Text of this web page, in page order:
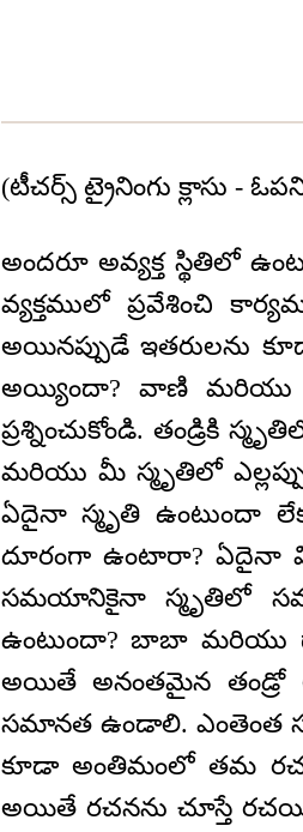
(టీచర్స్ ట్రైనింగు క్లాసు -
అందరూ అవ్యక్త స్థితిలో
వ్యక్తములో ప్రవేశించి
అయినప్పుడే ఇతరులను
అయ్యిందా? వాణి మరియు
ప్రశ్నించుకోండి. తండ్రికి
మరియు మీ స్మృతిలో
ఏదైనా స్మృతి ఉంటుందా
దూరంగా ఉంటారా? ఏదైనా
సమయానికైనా స్మృతిలో
ఉంటుందా? బాబా మరియు
అయితే అనంతమైన
సమానత ఉండాలి. ఎంతెంత
కూడా అంతిమంలో తమ
అయితే రచనను చూస్తే